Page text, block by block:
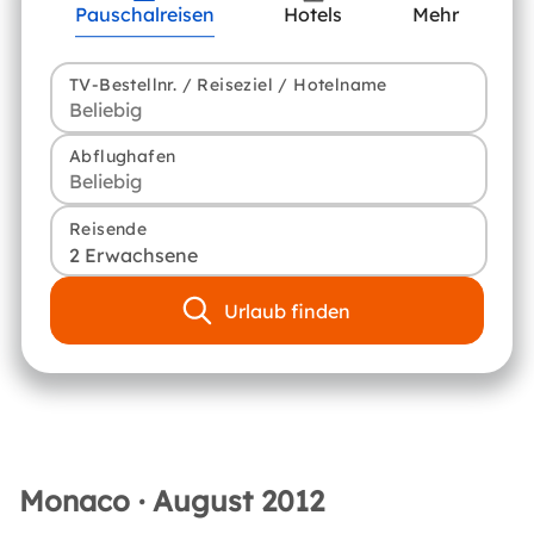
Pauschalreisen Hotels Mehr
TV-Bestellnr. / Reiseziel / Hotelname
Abflughafen
Reisende
2 Erwachsene
Urlaub finden
Monaco · August 2012